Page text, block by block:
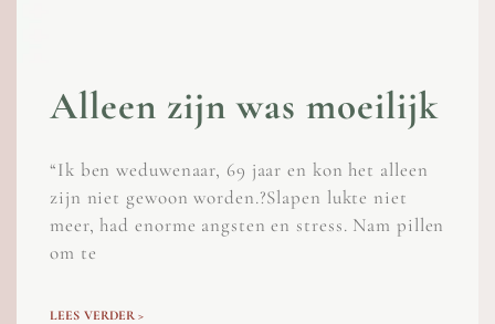
Alleen zijn was moeilijk
“Ik ben weduwenaar, 69 jaar en kon het alleen
zijn niet gewoon worden.?Slapen lukte niet
meer, had enorme angsten en stress. Nam pillen
om te
LEES VERDER >